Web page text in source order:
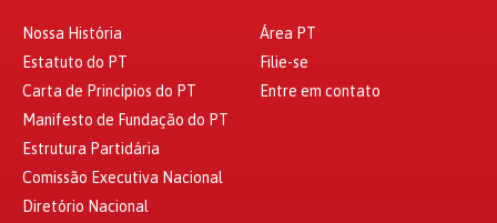
Nossa História
Estatuto do PT
Carta de Princípios do PT
Manifesto de Fundação do PT
Estrutura Partidária
Comissão Executiva Nacional
Diretório Nacional
Área PT
Filie-se
Entre em contato